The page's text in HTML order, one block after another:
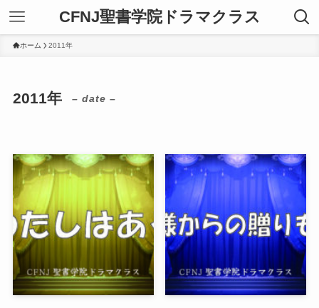
CFNJ聖書学院ドラマクラス
ホーム 2011年
2011年 – date –